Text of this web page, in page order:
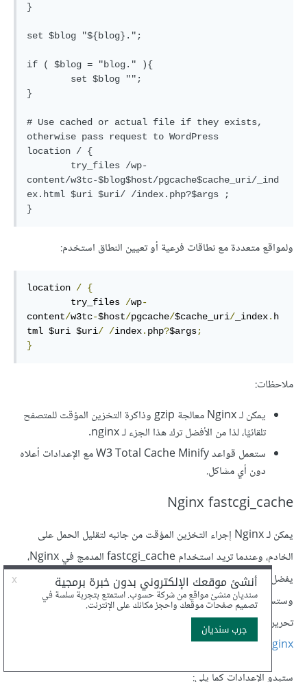
}
set $blog "${blog}.";
if ( $blog = "blog." ){
}
# Use cached or actual file if they exists,
otherwise pass request to WordPress
location / {
content/w3tc-$blog$host/pgcache$cache_uri/_ind
ex.html $uri $uri/ /index.php?$args ;
ولمواقع متعددة مع نطاقات فرعية أو تعيين النطاق استخدم:
location / {
        try_files
/wp-
content/w3tc-$host/pgcache/$cache_uri/ _index. h
tml $uri $uri/ /index. php?$args;
}
ملاحظات:
يمكن لـ Nginx معالجة gzip وذاكرة التخزين المؤقت للمتصفح
تلقائيًا، لذا من الأفضل ترك هذا الجزء لـ nginx.
ستعمل قواعد W3 Total Cache Minify مع الإعدادات أعلاه
دون أي مشاكل.
Nginx fastcgi_cache
يمكن لـ Nginx إجراء التخزين المؤقت من جانبه لتقليل الحمل على
الخادم، وعندما تريد استخدام fastcgi_cache المدمج في Nginx،
يفضل تشغيل nginx باستخدام وحدة
fastcgi_cache_purge
وستساعد nginx على مسح ذاكرة التخزين المؤقت لصفحة ما عند
تحريرها. ومن ناحية ووردبريس، ستحتاج إلى تثبيت إضافة مثل
Nginx
للاستفادة من ميزة fastcgi_cache_purge.
ستبدو الإعدادات كما يلي: